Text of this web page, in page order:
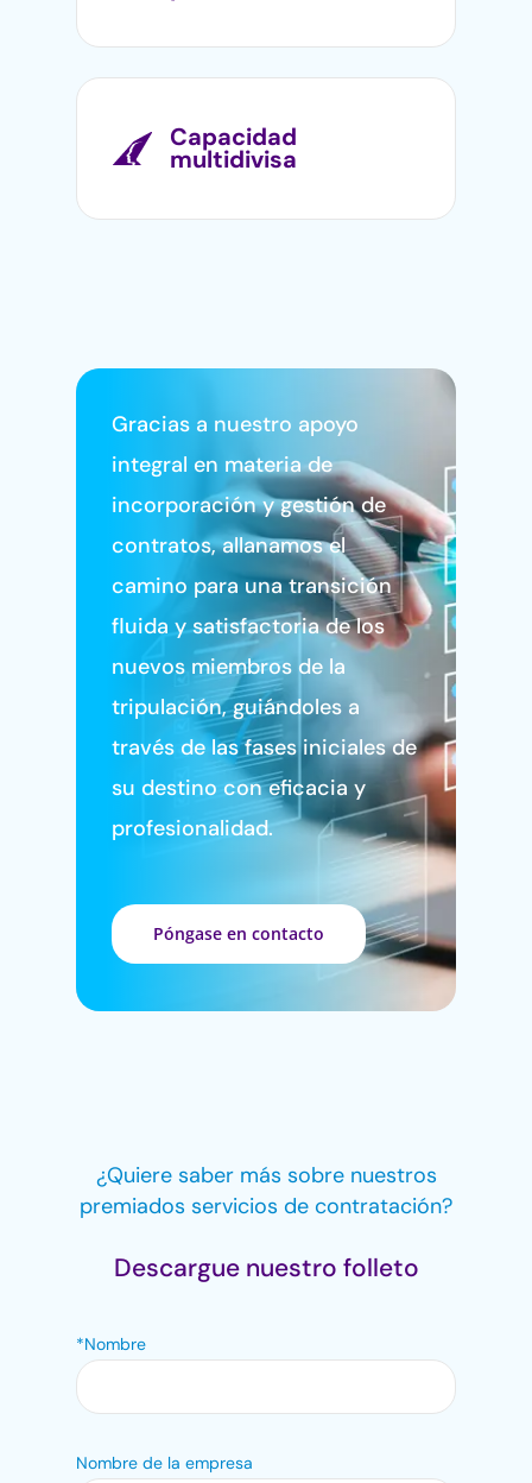
Capacidad
multidivisa
Gracias a nuestro apoyo
integral en materia de
incorporación y gestión de
contratos, allanamos el
camino para una transición
fluida y satisfactoria de los
nuevos miembros de la
tripulación, guiándoles a
través de las fases iniciales de
su destino con eficacia y
profesionalidad.
Póngase en contacto
¿Quiere saber más sobre nuestros
premiados servicios de contratación?
Descargue nuestro folleto
*Nombre
Nombre de la empresa